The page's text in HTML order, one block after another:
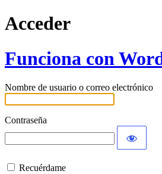
Acceder
Funciona con
Nombre de usuario o correo electrónico
Contraseña
Recuérdame